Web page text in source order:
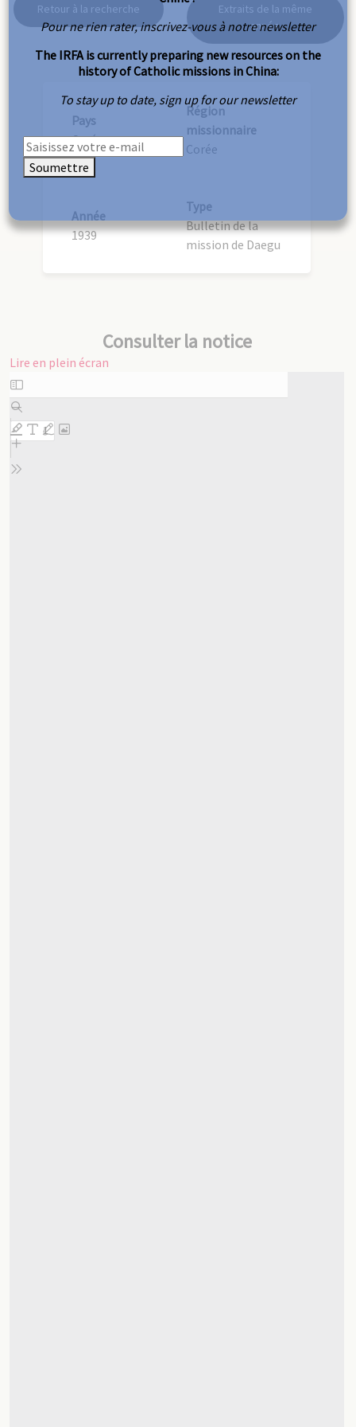
Retour à la recherche
Extraits de la même
année
Pays
Corée
Région
missionnaire
Corée
Année
1939
Type
Bulletin de la
mission de Daegu
Consulter la notice
Lire en plein écran
Aller
au
contenu
PDF
Pour ne rien rater, inscrivez-vous à notre newsletter
The IRFA is currently preparing new resources on the
history of Catholic missions in China:
To stay up to date, sign up for our newsletter
Soumettre